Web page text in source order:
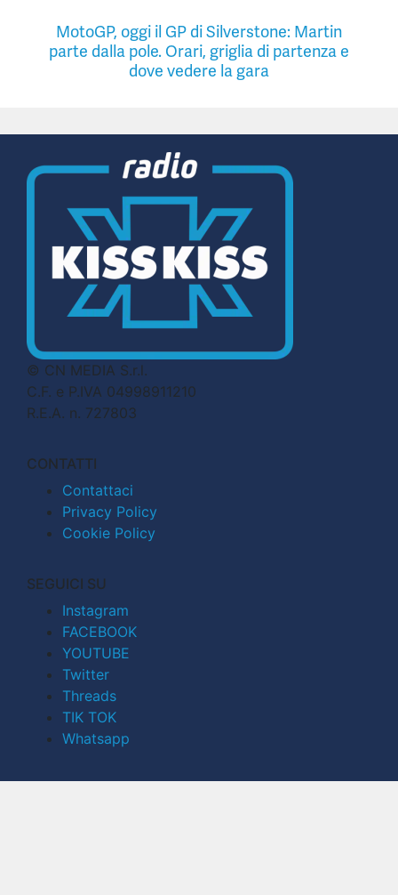
MotoGP, oggi il GP di Silverstone: Martin
parte dalla pole. Orari, griglia di partenza e
dove vedere la gara
© CN MEDIA S.r.l.
C.F. e P.IVA 04998911210
R.E.A. n. 727803
CONTATTI
Contattaci
Privacy Policy
Cookie Policy
SEGUICI SU
Instagram
FACEBOOK
YOUTUBE
Twitter
Threads
TIK TOK
Whatsapp